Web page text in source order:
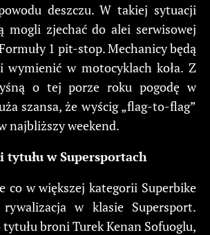
deszczu. W takiej sytuacji
mogli zjechać do alei serwisowej
1 pit-stop. Mechanicy będą
wymienić w motocyklach koła. Z
o tej porze roku pogodę w
szansa, że wyścig „flag-to-flag”
najbliższy weekend.
tytułu w Supersportach
co w większej kategorii Superbike
w klasie Supersport.
broni Turek Kenan Sofuoglu,